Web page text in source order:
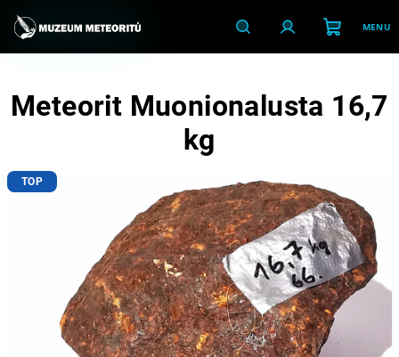
obsah
HledatPřihlášeníNákupní
košík
Meteorit Muonionalusta 16,7
kg
TOP